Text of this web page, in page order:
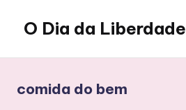
content
O Dia da Liberdade
Lifestyle
comida do bem